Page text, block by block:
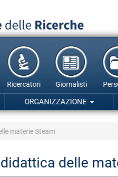
Ricercatori Giornalisti
ORGANIZZAZIONE
materie Steam
delle